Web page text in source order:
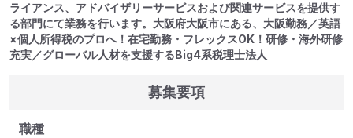
ライアンス、アドバイザリーサービスおよび関連サービスを提供す
る部門にて業務を行います。大阪府大阪市にある、大阪勤務／英語
×個人所得税のプロへ！在宅勤務・フレックスOK！研修・海外研修
充実／グローバル人材を支援するBig4系税理士法人
募集要項
職種